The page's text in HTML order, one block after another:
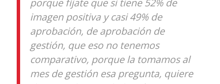
porque fíjate que si tiene 52% de
imagen positiva y casi 49% de
aprobación, de aprobación de
gestión, que eso no tenemos
comparativo, porque la tomamos al
mes de gestión esa pregunta, quiere